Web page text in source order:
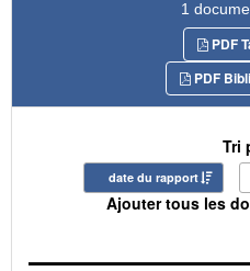
1
PDF
PDF
Tri
date du rapport
Ajouter tous les